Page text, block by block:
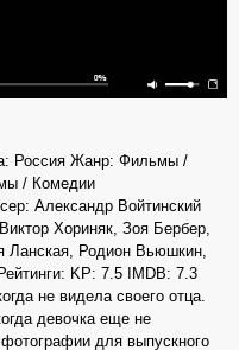
Россия Жанр: Фильмы /
/ Комедии
Александр Войтинский
Хориняк, Зоя Бербер,
Ланская, Родион Вьюшкин,
KP: 7.5 IMDB: 7.3
не видела своего отца.
девочка еще не
для выпускного